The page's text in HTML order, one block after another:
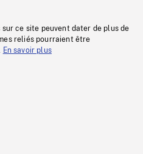
ce site peuvent dater de plus de
reliés pourraient être
En savoir plus